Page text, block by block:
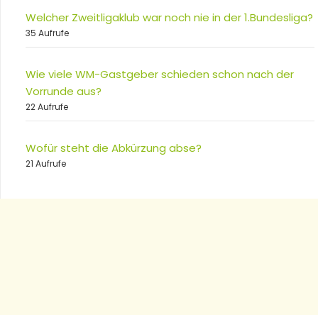
Welcher Zweitligaklub war noch nie in der 1.Bundesliga?
35 Aufrufe
Wie viele WM-Gastgeber schieden schon nach der
Vorrunde aus?
22 Aufrufe
Wofür steht die Abkürzung abse?
21 Aufrufe